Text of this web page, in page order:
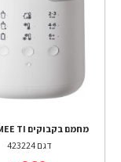
מחמם בקבוקים TOMMEE TI...
דגם 423224